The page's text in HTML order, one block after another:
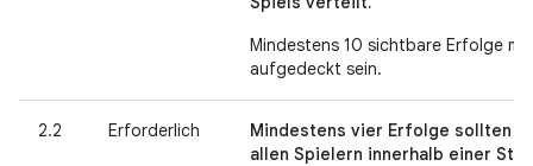
Mindestens 10 sichtbare Erfolge
aufgedeckt sein.
2.2 Erforderlich
Mindestens vier Erfolge sollten
allen Spielern innerhalb einer